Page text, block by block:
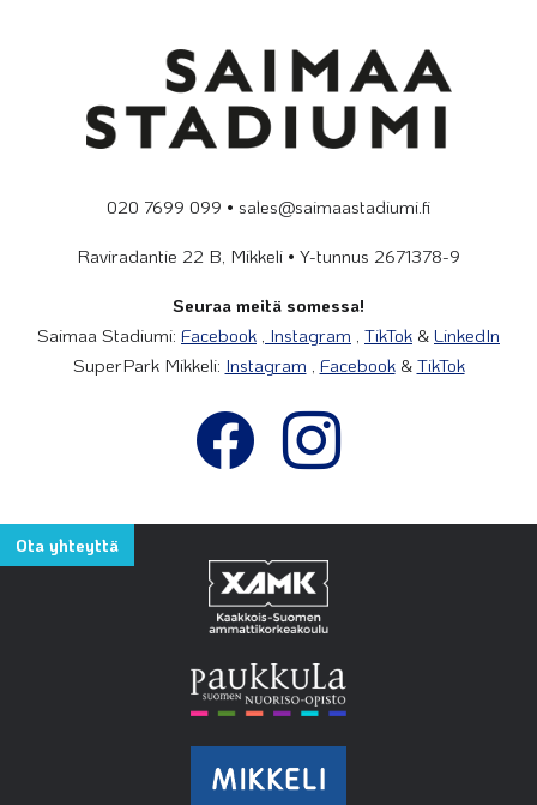
020 7699 099 • sales@saimaastadiumi.fi
Raviradantie 22 B, Mikkeli • Y-tunnus 2671378-9
Seuraa meitä somessa!
Saimaa Stadiumi: Facebook Instagram TikTok & LinkedIn
SuperPark Mikkeli: Instagram Facebook& TikTok
Ota yhteyttä